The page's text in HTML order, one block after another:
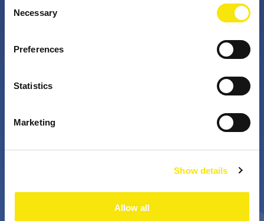
Selection
Necessary
Preferences
Statistics
Marketing
Show details
Allow all
impatto concreto. Insieme a te, i nostri professionisti
appassionati sfidano lo status quo. Perché è questo
soluzioni migliori per risolvere i problemi. Il mondo di
+
+ Bn €